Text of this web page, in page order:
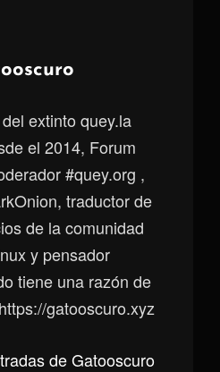
extinto quey.la
el 2014, Forum
#quey.org ,
traductor de
de la comunidad
y pensador
tiene una razón de
gatooscuro.xyz
de Gatooscuro